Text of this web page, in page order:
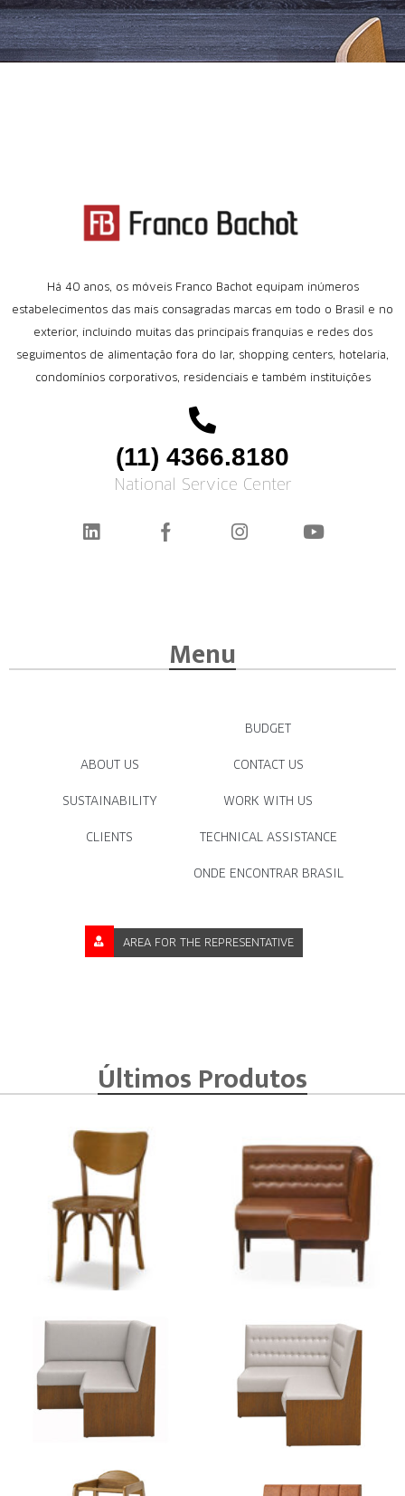
Há 40 anos, os móveis Franco Bachot equipam inúmeros
estabelecimentos das mais consagradas marcas em todo o Brasil e no
exterior, incluindo muitas das principais franquias e redes dos
seguimentos de alimentação fora do lar, shopping centers, hotelaria,
condomínios corporativos, residenciais e também instituições
(11) 4366.8180
National Service Center
Menu
ABOUT US
SUSTAINABILITY
CLIENTS
BUDGET
CONTACT US
WORK WITH US
TECHNICAL ASSISTANCE
ONDE ENCONTRAR BRASIL
AREA FOR THE REPRESENTATIVE
Últimos Produtos